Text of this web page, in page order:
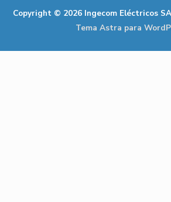
Copyright © 2026 Ingecom Eléctricos
Tema Astra para